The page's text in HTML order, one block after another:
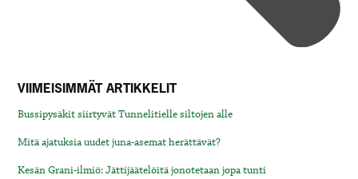
VIIMEISIMMÄT ARTIKKELIT
Bussipysäkit siirtyvät Tunnelitielle siltojen alle
Mitä ajatuksia uudet juna-asemat herättävät?
Kesän Grani-ilmiö: Jättijäätelöitä jonotetaan jopa tunti